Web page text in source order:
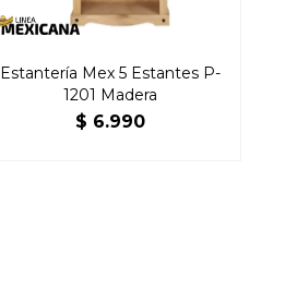
Estantería Mex 5 Estantes P-
1201 Madera
$ 6.990